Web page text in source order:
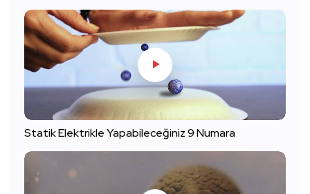
Statik Elektrikle Yapabileceğiniz 9 Numara